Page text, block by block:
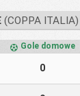
(COPPA ITALIA)
Gole domowe
0